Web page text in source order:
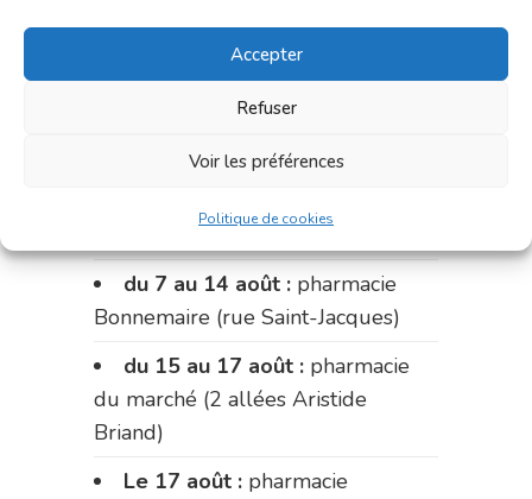
Accepter
Refuser
Voir les préférences
Politique de cookies
du 31 juillet au 3 août :
pharmacie Fontanges
Charignon-Dumas (La Fouillade)
du 7 au 14 août : pharmacie
Bonnemaire (rue Saint-Jacques)
du 15 au 17 août : pharmacie
du marché (2 allées Aristide
Briand)
Le 17 août : pharmacie